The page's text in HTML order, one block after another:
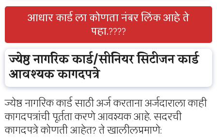
आधार कार्ड ला कोणता नंबर लिंक आहे ते
पहा.????
ज्येष्ठ नागरिक कार्ड/सीनियर सिटीजन कार्ड
आवश्यक कागदपत्रे
ज्येष्ठ नागरिक कार्ड साठी अर्ज करताना अर्जदाराला काही
कागदपत्रांची पूर्तता करणे आवश्यक आहे. सदरची
कागदपत्रे कोणती आहेत? ते खालीलप्रमाणे: